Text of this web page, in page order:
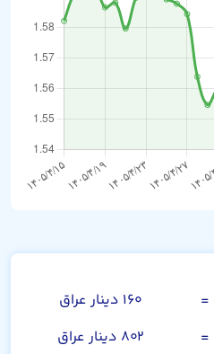
=
۱۶۰ دینار عراق
=
۸۰۲ دینار عراق